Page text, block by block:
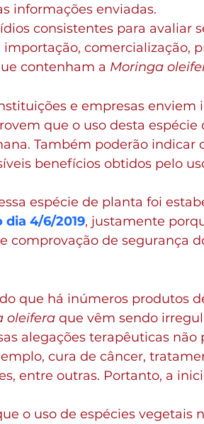
informações enviadas.
consistentes para avaliar
comercialização,
contenham a Moringa
e empresas enviem
que o uso desta espécie
Também poderão indicar
benefícios obtidos pelo
espécie de planta foi
dia 4/6/2019, justamente
comprovação de segurança
que há inúmeros produtos
oleifera que vêm sendo
alegações terapêuticas não
cura de câncer,
entre outras. Portanto, a
o uso de espécies vegetais